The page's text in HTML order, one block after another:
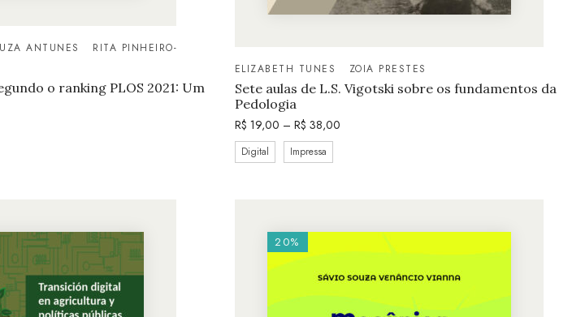
ANTUNES
RITA PINHEIRO-
o ranking PLOS 2021: Um
ELIZABETH TUNES ZOIA PRESTES
Sete aulas de L.S. Vigotski sobre os fundamentos da
Pedologia
R$ 19,00 – R$ 38,00
Digital Impressa
20%